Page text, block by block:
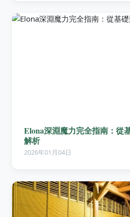
Elona深淵魔力完全指南：從
解析
2026年01月04日